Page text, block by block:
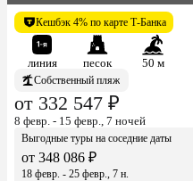
Resort & Spa)
Кешбэк 4% по карте Т-Банка
линия песок 50 м
Собственный пляж
от 332 547 ₽
8 февр. - 15 февр., 7 ночей
Выгодные туры на соседние даты
от 348 086 ₽
18 февр. - 25 февр., 7 н.